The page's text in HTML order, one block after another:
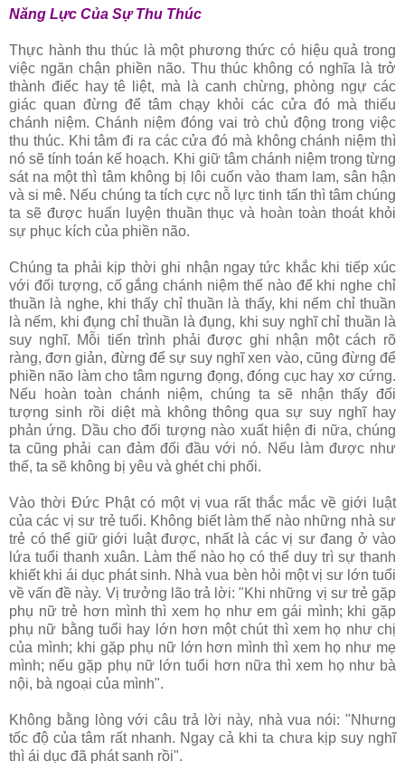
Năng Lực Của Sự Thu Thúc
Thực hành thu thúc là một phương thức có hiệu quả trong
việc ngăn chận phiền não. Thu thúc không có nghĩa là trở
thành điếc hay tê liệt, mà là canh chừng, phòng ngự các
giác quan đừng để tâm chạy khỏi các cửa đó mà thiếu
chánh niệm. Chánh niệm đóng vai trò chủ động trong việc
thu thúc. Khi tâm đi ra các cửa đó mà không chánh niệm thì
nó sẽ tính toán kế hoạch. Khi giữ tâm chánh niệm trong từng
sát na một thì tâm không bị lôi cuốn vào tham lam, sân hận
và si mê. Nếu chúng ta tích cực nỗ lực tinh tấn thì tâm chúng
ta sẽ được huấn luyện thuần thục và hoàn toàn thoát khỏi
sự phục kích của phiền não.
Chúng ta phải kịp thời ghi nhận ngay tức khắc khi tiếp xúc
với đối tượng, cố gắng chánh niệm thế nào để khi nghe chỉ
thuần là nghe, khi thấy chỉ thuần là thấy, khi nếm chỉ thuần
là nếm, khi đụng chỉ thuần là đụng, khi suy nghĩ chỉ thuần là
suy nghĩ. Mỗi tiến trình phải được ghi nhận một cách rõ
ràng, đơn giản, đừng để sự suy nghĩ xen vào, cũng đừng để
phiền não làm cho tâm ngưng đọng, đóng cục hay xơ cứng.
Nếu hoàn toàn chánh niệm, chúng ta sẽ nhận thấy đối
tượng sinh rồi diệt mà không thông qua sự suy nghĩ hay
phản ứng. Dầu cho đối tượng nào xuất hiện đi nữa, chúng
ta cũng phải can đảm đối đầu với nó. Nếu làm được như
thế, ta sẽ không bị yêu và ghét chi phối.
Vào thời Ðức Phật có một vị vua rất thắc mắc về giới luật
của các vị sư trẻ tuổi. Không biết làm thế nào những nhà sư
trẻ có thể giữ giới luật được, nhất là các vị sư đang ở vào
lứa tuổi thanh xuân. Làm thế nào họ có thể duy trì sự thanh
khiết khi ái dục phát sinh. Nhà vua bèn hỏi một vị sư lớn tuổi
về vấn đề này. Vị trưởng lão trả lời: "Khi những vị sư trẻ gặp
phụ nữ trẻ hơn mình thì xem họ như em gái mình; khi gặp
phụ nữ bằng tuổi hay lớn hơn một chút thì xem họ như chị
của mình; khi gặp phụ nữ lớn hơn mình thì xem họ như mẹ
mình; nếu gặp phụ nữ lớn tuổi hơn nữa thì xem họ như bà
nội, bà ngoại của mình".
Không bằng lòng với câu trả lời này, nhà vua nói: "Nhưng
tốc độ của tâm rất nhanh. Ngay cả khi ta chưa kịp suy nghĩ
thì ái dục đã phát sanh rồi".